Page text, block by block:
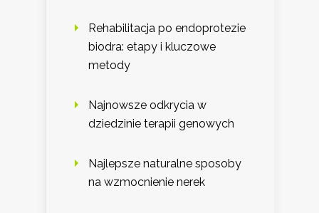
Rehabilitacja po endoprotezie
biodra: etapy i kluczowe
metody
Najnowsze odkrycia w
dziedzinie terapii genowych
Najlepsze naturalne sposoby
na wzmocnienie nerek